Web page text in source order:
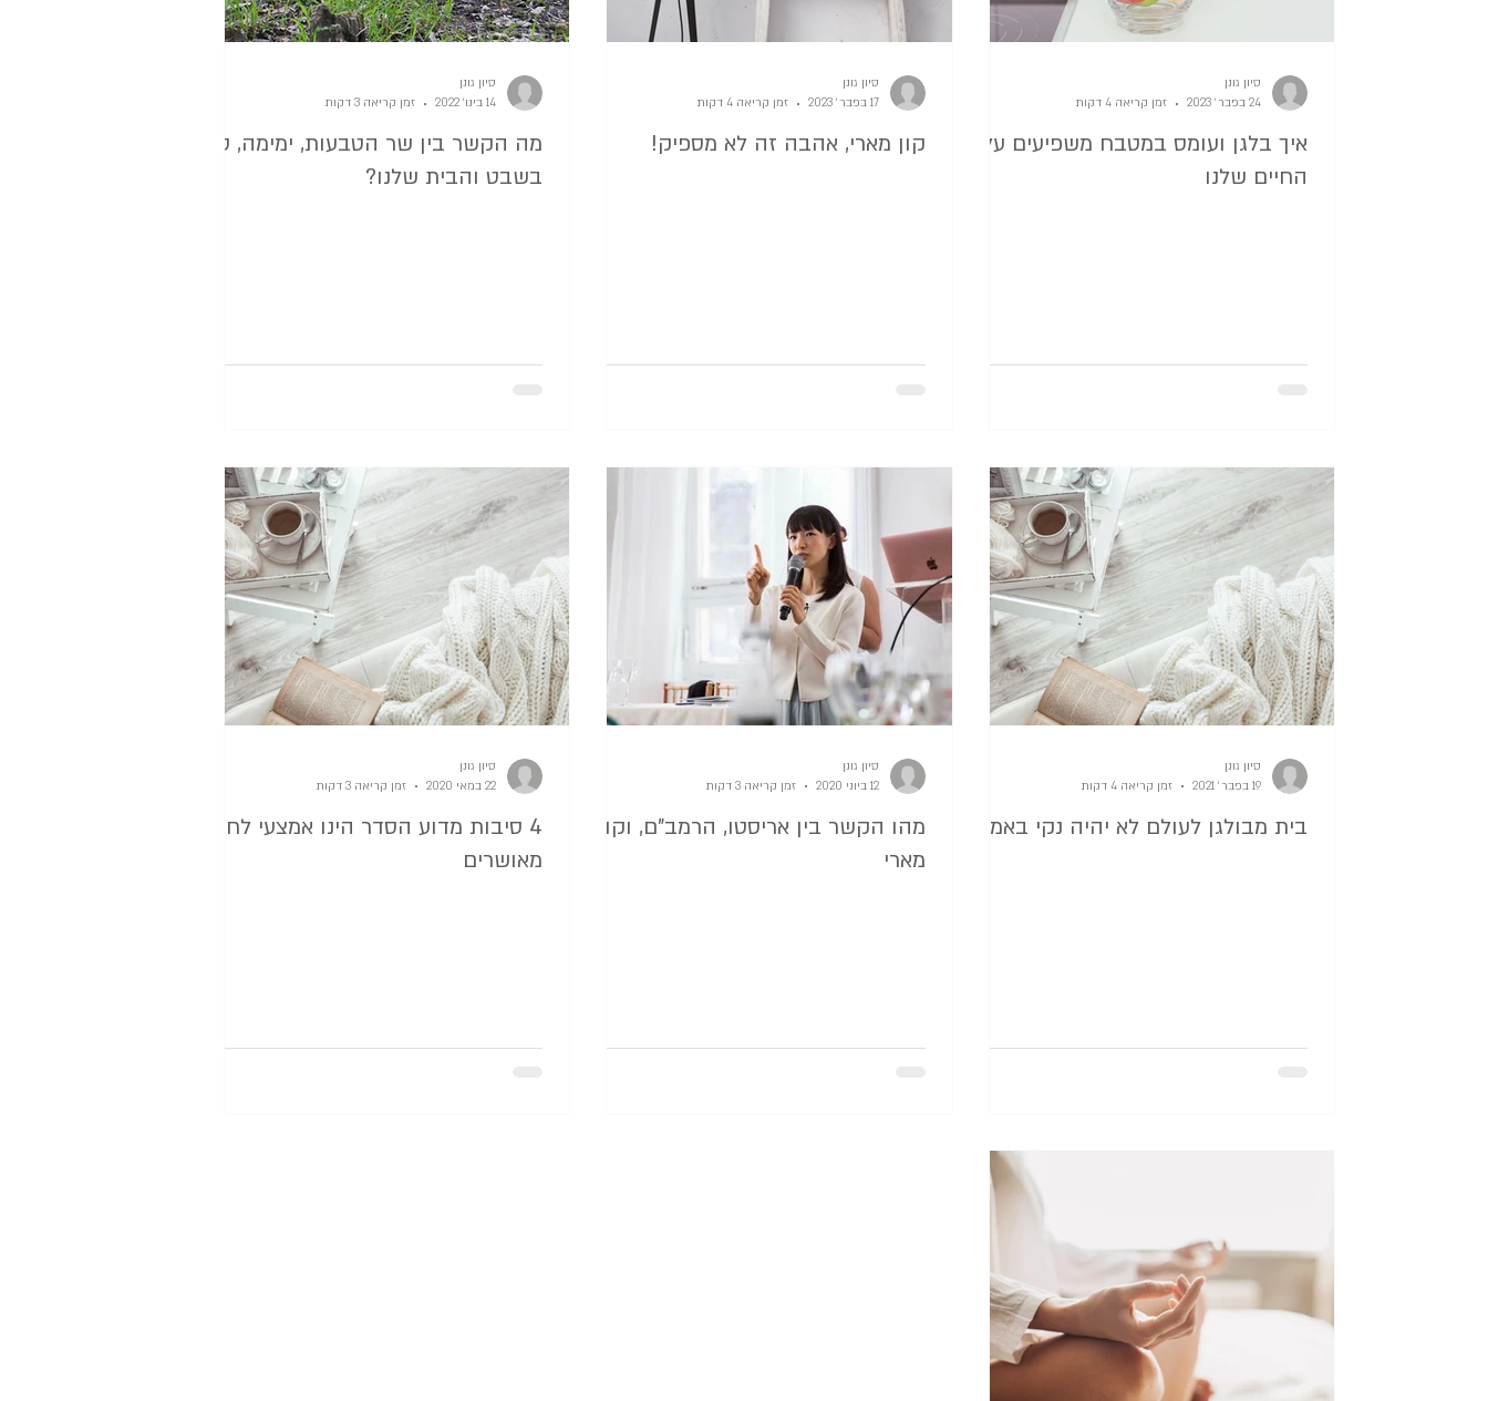
איך בלגן ועומס במטבח משפיעים על
החיים שלנו
סיון גונן
24 בפבר׳ 2023
זמן קריאה 4 דקות
קון מארי, אהבה זה לא מספיק!
סיון גונן
17 בפבר׳ 2023
זמן קריאה 4 דקות
מה הקשר בין שר הטבעות, ימימה, ט"ו
בשבט והבית שלנו?
סיון גונן
14 בינו׳ 2022
זמן קריאה 3 דקות
בית מבולגן לעולם לא יהיה נקי באמת
סיון גונן
19 בפבר׳ 2021
זמן קריאה 4 דקות
מהו הקשר בין אריסטו, הרמב"ם, וקון-
מארי
סיון גונן
12 ביוני 2020
זמן קריאה 3 דקות
4 סיבות מדוע הסדר הינו אמצעי לחיים
מאושרים
סיון גונן
22 במאי 2020
זמן קריאה 3 דקות